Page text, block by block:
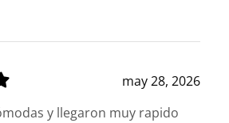
may 28, 2026
y llegaron muy rapido